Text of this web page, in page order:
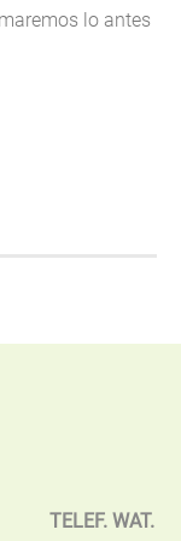
lo antes